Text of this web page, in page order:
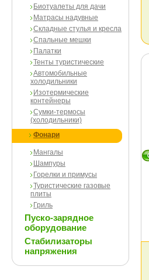
Биотуалеты для дачи
Матрасы надувные
Складные стулья и кресла
Спальные мешки
Палатки
Тенты туристические
Автомобильные
холодильники
Изотермические
контейнеры
Сумки-термосы
(холодильники)
Фонари
Мангалы
Шампуры
Горелки и примусы
Туристические газовые
плиты
Гриль
Пуско-зарядное
оборудование
Стабилизаторы
напряжения